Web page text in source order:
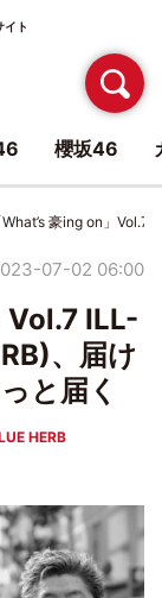
イト
豪ing on」Vol.7
07-02 06:00
Vol.7 ILL-
、届け
と届く
HERB
櫻坂46